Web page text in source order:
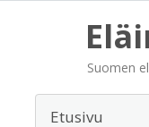
Suomen